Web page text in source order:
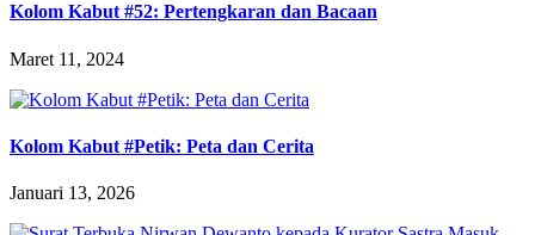
Kolom Kabut #52: Pertengkaran dan Bacaan
Maret 11, 2024
Kolom Kabut #Petik: Peta dan Cerita
Januari 13, 2026